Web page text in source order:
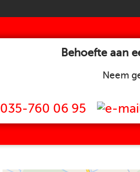
Behoefte aan
Neem
035-760 06 95